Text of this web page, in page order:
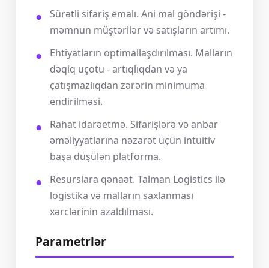
Sürətli sifariş emalı. Ani mal göndərişi -
məmnun müştərilər və satışların artımı.
Ehtiyatların optimallaşdırılması. Malların
dəqiq uçotu - artıqlıqdan və ya
çatışmazlıqdan zərərin minimuma
endirilməsi.
Rahat idarəetmə. Sifarişlərə və anbar
əməliyyatlarına nəzarət üçün intuitiv
başa düşülən platforma.
Resurslara qənaət. Talman Logistics ilə
logistika və malların saxlanması
xərclərinin azaldılması.
Parametrlər